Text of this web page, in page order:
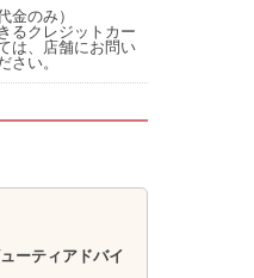
金のみ）
るクレジットカー
は、店舗にお問い
さい。
ーティアドバイ